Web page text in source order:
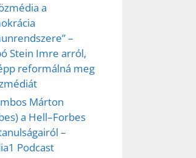
a
–
Stein Imre arról,
reformálná meg
Márton
a Hell–Forbes
–
Podcast